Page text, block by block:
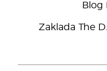
Blog
Zaklada The